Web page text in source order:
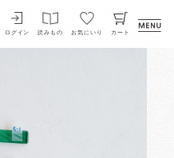
ログイン 読みもの お気にいり カート